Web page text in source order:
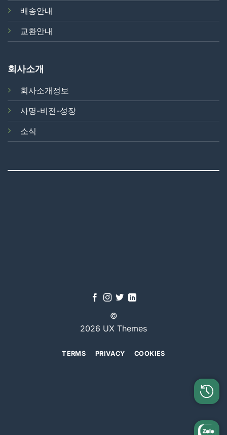
배송안내
교환안내
회사소개
회사소개정보
사명-비전-성장
소식
©
2026 UX Themes
TERMS PRIVACY COOKIES